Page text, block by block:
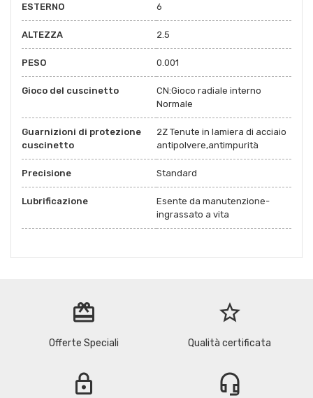
ESTERNO 6
ALTEZZA 2.5
PESO 0.001
Gioco del cuscinetto
CN:Gioco radiale interno
Normale
Guarnizioni di protezione
cuscinetto
2Z Tenute in lamiera di acciaio
antipolvere,antimpurità
Precisione Standard
Lubrificazione
Esente da manutenzione-
ingrassato a vita
redeem
Offerte Speciali
star_border
Qualità certificata
lock headset_mic